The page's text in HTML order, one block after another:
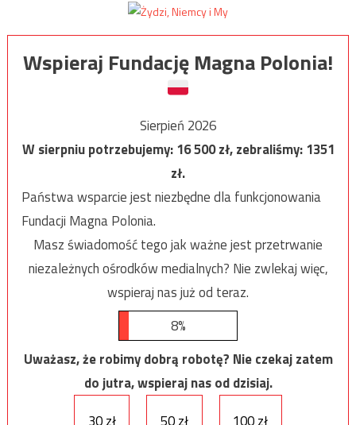
Wspieraj Fundację Magna Polonia!
Sierpień 2026
W sierpniu potrzebujemy:16 500zł, zebraliśmy:1351
zł.
Państwa wsparcie jest niezbędne dla funkcjonowania
Fundacji Magna Polonia.
Masz świadomość tego jak ważne jest przetrwanie
niezależnych ośrodków medialnych? Nie zwlekaj więc,
wspieraj nas już od teraz.
8%
Uważasz, że robimy dobrą robotę? Nie czekaj zatem
do jutra, wspieraj nas od dzisiaj.